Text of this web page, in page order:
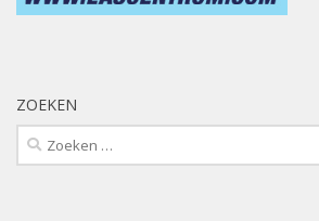
ZOEKEN
Zoeken
naar: